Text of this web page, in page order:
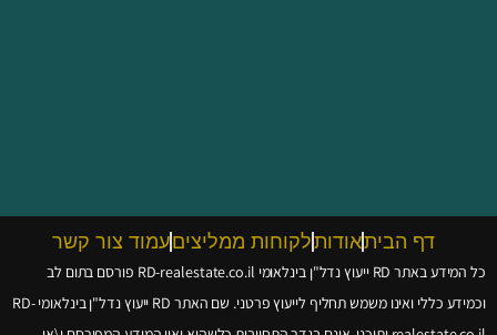
דף הביתאודותלקוחות ממליציםעמוד צור קשר
כל המידע באתר RD ייעוץ נדל"ן בינלאומי
פורסם בתום לב
וכמידע כללי ואינו משמש תחליף לייעוץ פרטני. שם האתר RD ייעוץ נדל"ן בינלאומי
RD-